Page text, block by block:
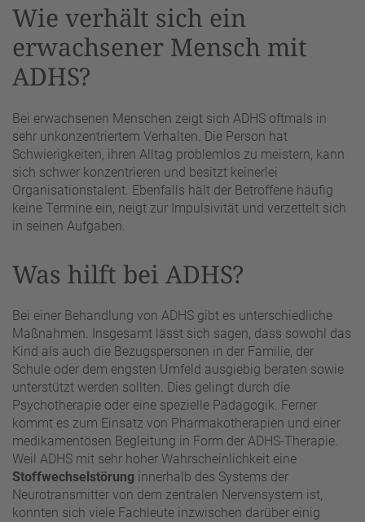
Wie verhält sich ein
erwachsener Mensch mit
ADHS?
Bei erwachsenen Menschen zeigt sich ADHS oftmals in
sehr unkonzentriertem Verhalten. Die Person hat
Schwierigkeiten, ihren Alltag problemlos zu meistern, kann
sich schwer konzentrieren und besitzt keinerlei
Organisationstalent. Ebenfalls hält der Betroffene häufig
keine Termine ein, neigt zur Impulsivität und verzettelt sich
in seinen Aufgaben.
Was hilft bei ADHS?
Bei einer Behandlung von ADHS gibt es unterschiedliche
Maßnahmen. Insgesamt lässt sich sagen, dass sowohl das
Kind als auch die Bezugspersonen in der Familie, der
Schule oder dem engsten Umfeld ausgiebig beraten sowie
unterstützt werden sollten. Dies gelingt durch die
Psychotherapie oder eine spezielle Pädagogik. Ferner
kommt es zum Einsatz von Pharmakotherapien und einer
medikamentösen Begleitung in Form der ADHS-Therapie.
Weil ADHS mit sehr hoher Wahrscheinlichkeit eine
Stoffwechselstörung innerhalb des Systems der
Neurotransmitter von dem zentralen Nervensystem ist,
konnten sich viele Fachleute inzwischen darüber einig